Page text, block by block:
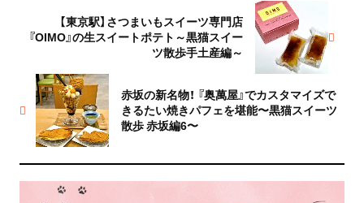
赤坂の新名物！ 『奥萬屋』でカスタマイズで
きるたい焼きパフェを堪能〜黒猫スイーツ
散歩 赤坂編6〜
【東京駅】さつまいもスイーツ専門店
『OIMO』の生スイートポテト～黒猫スイー
ツ散歩手土産編～